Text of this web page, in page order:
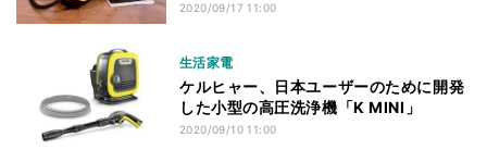
2020/09/17 11:00
生活家電
ケルヒャー、日本ユーザーのために開発
した小型の高圧洗浄機「K MINI」
2020/09/10 11:00